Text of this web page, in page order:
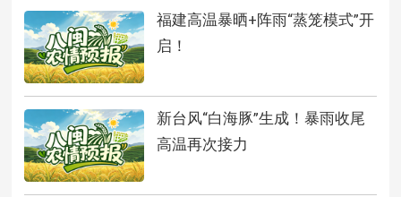
福建高温暴晒+阵雨“蒸笼模式”开
启！
新台风“白海豚”生成！暴雨收尾
高温再次接力